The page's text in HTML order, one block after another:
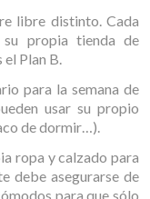
libre distinto. Cada
propia tienda de
Plan B.
para la semana de
usar su propio
de dormir…).
ropa y calzado para
debe asegurarse de
para que sólo